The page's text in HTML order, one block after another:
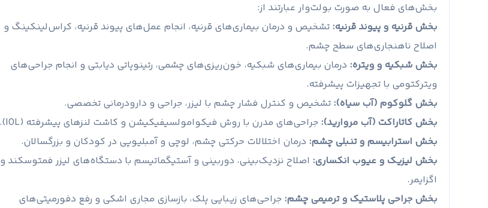
بخش‌های فعال به صورت بولت‌وار عبارتند از:
بخش قرنیه و پیوند قرنیه: تشخیص و درمان بیماری‌های قرنیه، انجام عمل‌های پیوند قرنیه، کراس‌لینکینگ و
اصلاح ناهنجاری‌های سطح چشم.
بخش شبکیه و ویتره: درمان بیماری‌های شبکیه، خون‌ریزی‌های چشمی، رتینوپاتی دیابتی و انجام جراحی‌های
ویترکتومی با تجهیزات پیشرفته.
بخش گلوکوم (آب سیاه): تشخیص و کنترل فشار چشم با لیزر، جراحی و دارودرمانی تخصصی.
بخش کاتاراکت (آب مروارید): جراحی‌های مدرن با روش فیکوامولسیفیکیشن و کاشت لنزهای پیشرفته (IOL).
بخش استرابیسم و تنبلی چشم: درمان اختلالات حرکتی چشم، لوچی و آمبلیوپی در کودکان و بزرگسالان.
بخش لیزیک و عیوب انکساری: اصلاح نزدیک‌بینی، دوربینی و آستیگماتیسم با دستگاه‌های لیزر فمتوسکند و
اگزایمر.
بخش جراحی پلاستیک و ترمیمی چشم: جراحی‌های زیبایی پلک، بازسازی مجاری اشکی و رفع دفورمیتی‌های